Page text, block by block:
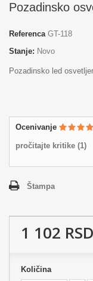
Pozadinsko
Referenca GT-118
Stanje: Novo
Pozadinsko led
Ocenivanje
pročitajte kritike (1)
Štampa
1 102 RSD
Količina